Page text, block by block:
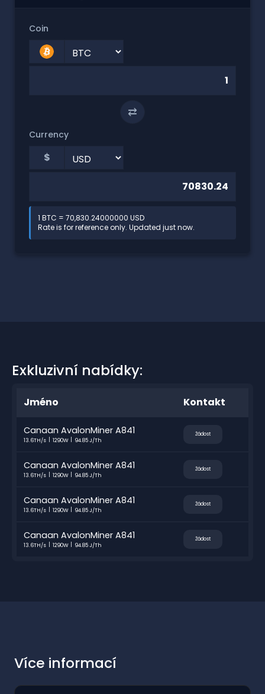
Coin
⇄
Currency
$
1 BTC = 70,830.24000000 USD
Rate is for reference only. Updated just now.
Exkluzivní nabídky:
Jméno Kontakt
Canaan AvalonMiner A841
13.6TH/s 1290W 94.85 J/Th
Žádost
Canaan AvalonMiner A841
13.6TH/s 1290W 94.85 J/Th
Žádost
Canaan AvalonMiner A841
13.6TH/s 1290W 94.85 J/Th
Žádost
Canaan AvalonMiner A841
13.6TH/s 1290W 94.85 J/Th
Žádost
Více informací